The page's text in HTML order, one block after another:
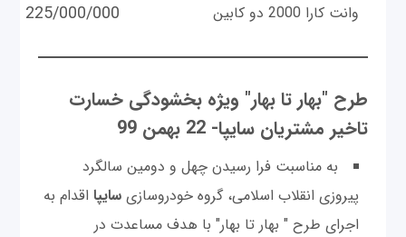
وانت کارا 2000 دو کابین 225/000/000
طرح "بهار تا بهار" ویژه بخشودگی خسارت
تاخیر مشتریان سایپا- 22 بهمن 99
به مناسبت فرا رسیدن چهل و دومین سالگرد
پیروزی انقلاب اسلامی، گروه خودروسازیسایپا اقدام به
اجرای طرح " بهار تا بهار" با هدف مساعدت در